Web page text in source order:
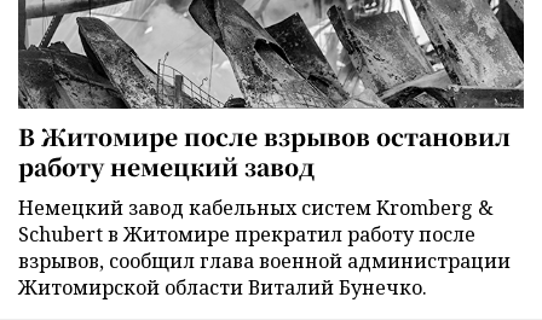
В Житомире после взрывов остановил
работу немецкий завод
Немецкий завод кабельных систем Kromberg &
Schubert в Житомире прекратил работу после
взрывов, сообщил глава военной администрации
Житомирской области Виталий Бунечко.